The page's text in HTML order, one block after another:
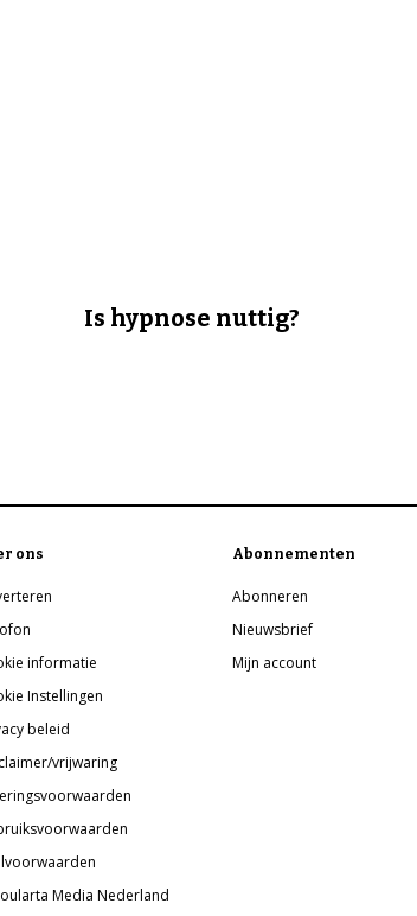
Is hypnose nuttig?
ons
informatie
Instellingen
beleid
vrijwaring
Media Nederland
Abonnementen
Abonneren
Nieuwsbrief
Mijn account